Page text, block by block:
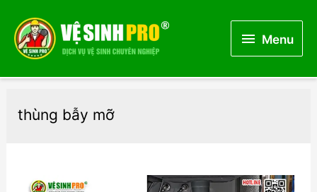
MenuMenu
thùng bẫy mỡ